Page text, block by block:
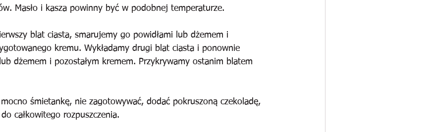
Masło i kasza powinny być w podobnej temperaturze.
blat ciasta, smarujemy go powidłami lub dżemem i
kremu. Wykładamy drugi blat ciasta i ponownie
dżemem i pozostałym kremem. Przykrywamy ostanim blatem
śmietankę, nie zagotowywać, dodać pokruszoną czekoladę,
całkowitego rozpuszczenia.